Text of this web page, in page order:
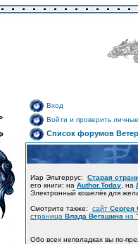
Вход
Войти и проверить
Список форумов
Иар Эльтеррус: Старая
его книги: на Author.Today , на
Электронный кошелёк для
Смотрите также: сайт Сергея
страница Влада Вегашина на
Обо всех неполадках вы по-